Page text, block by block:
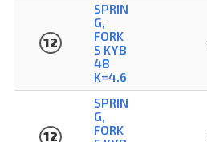
12
SPRIN
G,
FORK
S KYB
48
K=4.6
12
SPRIN
G,
FORK